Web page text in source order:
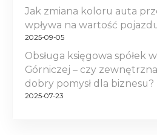
Jak zmiana koloru auta
wpływa na wartość
2025-09-05
Obsługa księgowa spółek
Górniczej – czy
dobry pomysł dla biznesu?
2025-07-23